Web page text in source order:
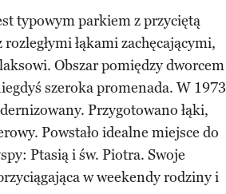
typowym parkiem z przyciętą
łąkami zachęcającymi,
Obszar pomiędzy dworcem
szeroka promenada. W 1973
Przygotowano łąki,
Powstało idealne miejsce do
Ptasią i św. Piotra. Swoje
w weekendy rodziny i